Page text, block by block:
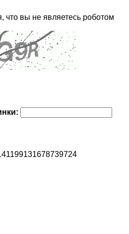
что вы не являетесь роботом